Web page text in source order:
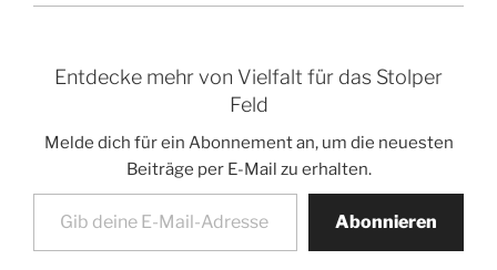
Entdecke mehr von Vielfalt für das Stolper
Feld
Melde dich für ein Abonnement an, um die neuesten
Beiträge per E-Mail zu erhalten.
Gib deine E-Mail-Adresse ein ...
Abonnieren